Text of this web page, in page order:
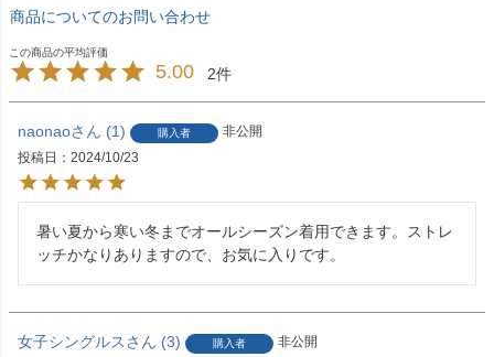
商品についてのお問い合わせ
5.00 2
naonao 1 購入者
非公開
投稿日
2024/10/23
暑い夏から寒い冬までオールシーズン着用できます。ストレ
ッチかなりありますので、お気に入りです。
女子シングルス 3 購入者
非公開